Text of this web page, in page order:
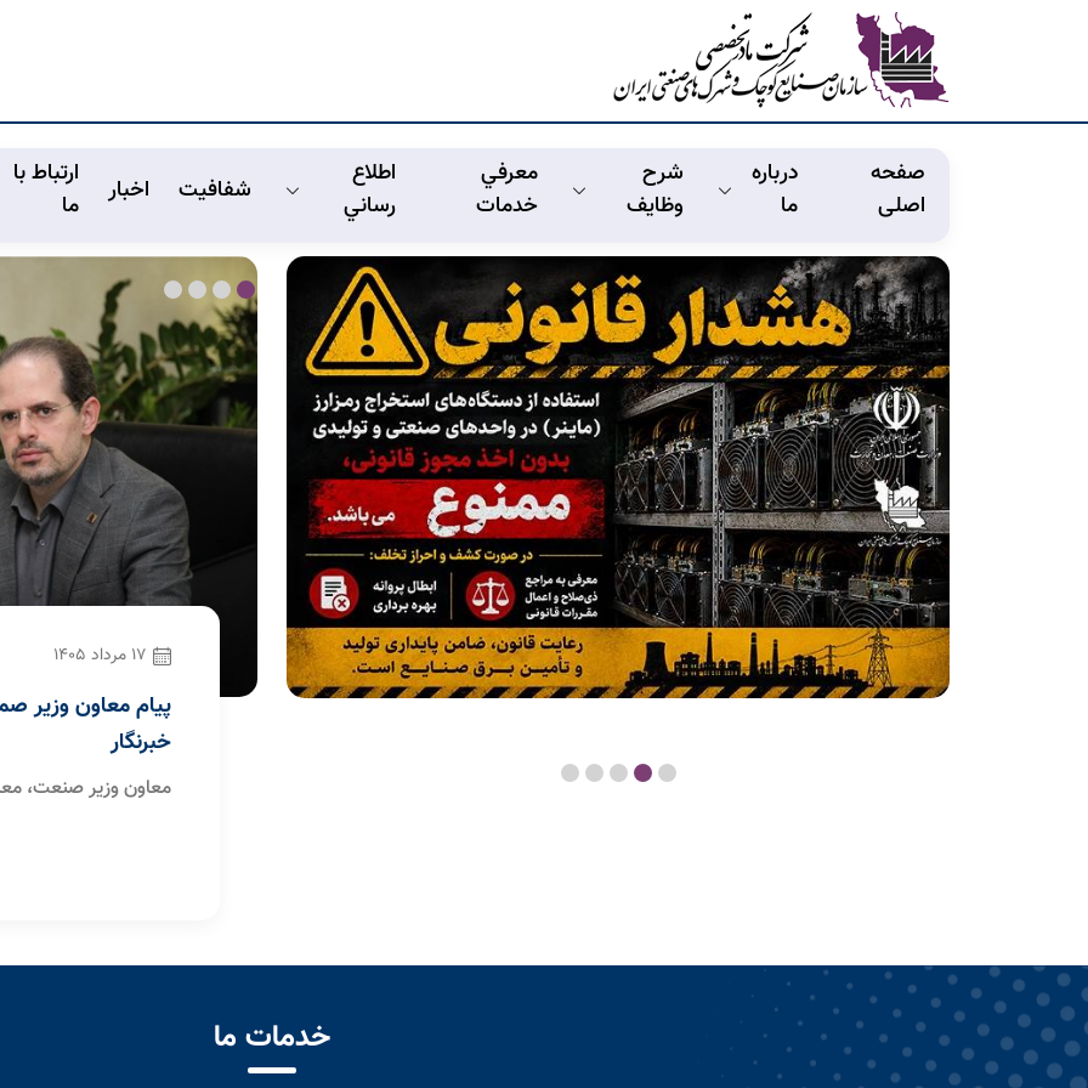
صفحه
اصلی
درباره
ما
شرح
وظايف
معرفي
خدمات
اطلاع
رساني
شفافیت اخبار
ارتباط با
ما
17 مرداد 1405
پیام معاون وزیر صمت و مدیرعامل ایزیپو به مناسبت روز
معاون وزیر صنعت، معدن و تجارت و مدیرعامل سازمان صنایع
14 مرداد 1405
سرپرست مدیریت
کوچک و شهرک‌های
با حکم معاون وزیر
مدیرعامل سازمان
(ایزیپو)، «منصور
خدمات ما